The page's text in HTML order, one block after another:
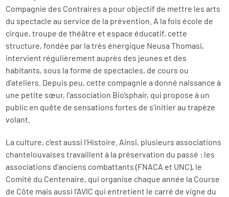
Compagnie des Contraires a pour objectif de mettre les arts
du spectacle au service de la prévention. A la fois école de
cirque, troupe de théâtre et espace éducatif, cette
structure, fondée par la très énergique Neusa Thomasi,
intervient régulièrement auprès des jeunes et des
habitants, sous la forme de spectacles, de cours ou
d’ateliers. Depuis peu, cette compagnie a donné naissance à
une petite sœur, l’association Bio’sphair, qui propose à un
public en quête de sensations fortes de s’initier au trapèze
volant.
La culture, c’est aussi l’Histoire. Ainsi, plusieurs associations
chantelouvaises travaillent à la préservation du passé : les
associations d’anciens combattants (FNACA et UNC), le
Comité du Centenaire, qui organise chaque année la Course
de Côte mais aussi l’AVIC qui entretient le carré de vigne du